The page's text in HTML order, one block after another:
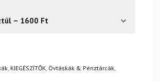
– 1600 Ft
egyszerűen visszaküldheti 14
, KIEGÉSZÍTŐK, Övtáskák & Pénztárcák,